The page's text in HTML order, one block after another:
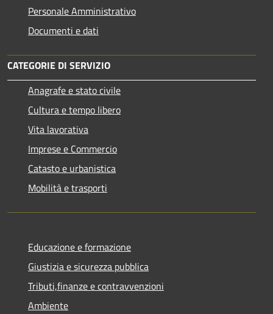
Personale Amministrativo
Documenti e dati
CATEGORIE DI SERVIZIO
Anagrafe e stato civile
Cultura e tempo libero
Vita lavorativa
Imprese e Commercio
Catasto e urbanistica
Mobilità e trasporti
Educazione e formazione
Giustizia e sicurezza pubblica
Tributi,finanze e contravvenzioni
Ambiente